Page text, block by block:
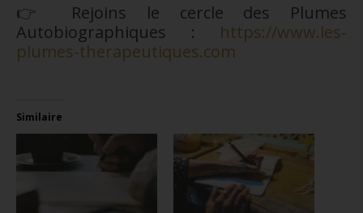
👉 Rejoins le cercle des Plumes
Autobiographiques : https://www.les-
plumes-therapeutiques.com
Similaire